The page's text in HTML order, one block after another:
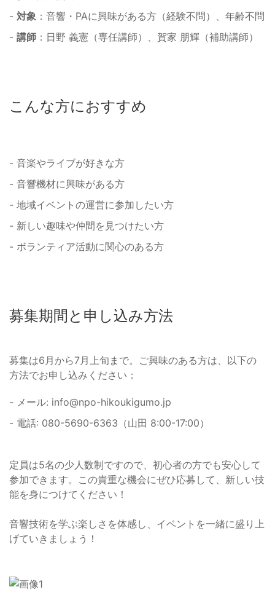
- 対象 ：音響・PAに興味がある方（経験不問）、年齢不問
- 講師 ：日野 義憲（専任講師）、賀家 朋輝（補助講師）
こんな方におすすめ
- 音楽やライブが好きな方
- 音響機材に興味がある方
- 地域イベントの運営に参加したい方
- 新しい趣味や仲間を見つけたい方
- ボランティア活動に関心のある方
募集期間と申し込み方法
募集は6月から7月上旬まで。ご興味のある方は、以下の
方法でお申し込みください：
- メール: info@npo-hikoukigumo.jp
- 電話: 080-5690-6363（山田 8:00-17:00）
定員は5名の少人数制ですので、初心者の方でも安心して
参加できます。この貴重な機会にぜひ応募して、新しい技
能を身につけてください！
音響技術を学ぶ楽しさを体感し、イベントを一緒に盛り上
げていきましょう！